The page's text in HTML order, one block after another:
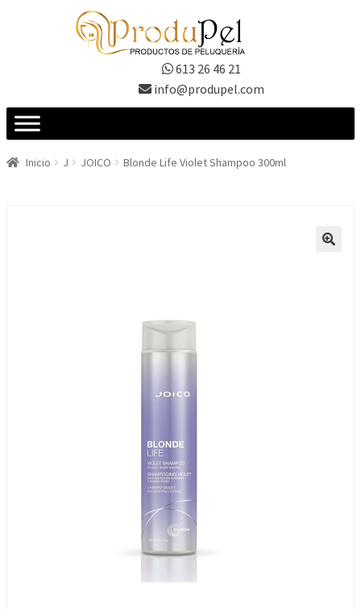
613 26 46 21
info@produpel.com
Inicio J JOICO Blonde Life Violet Shampoo 300ml